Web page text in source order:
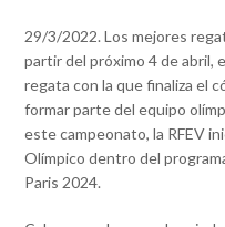
29/3/2022. Los mejores
partir del próximo 4 de abril,
regata con la que finaliza el
formar parte del equipo
este campeonato, la RFEV
Olímpico dentro del
Paris 2024.